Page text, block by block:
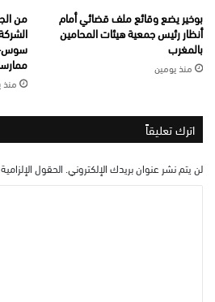
بوخير يضع وقائع ملف قضائي أمام
أنظار رئيس جمعية هيئات المحامين
بالمغرب
منذ يومين
من
سوس-
اترك تعليقاً
لن يتم نشر عنوان بريدك الإلكتروني. الحقول